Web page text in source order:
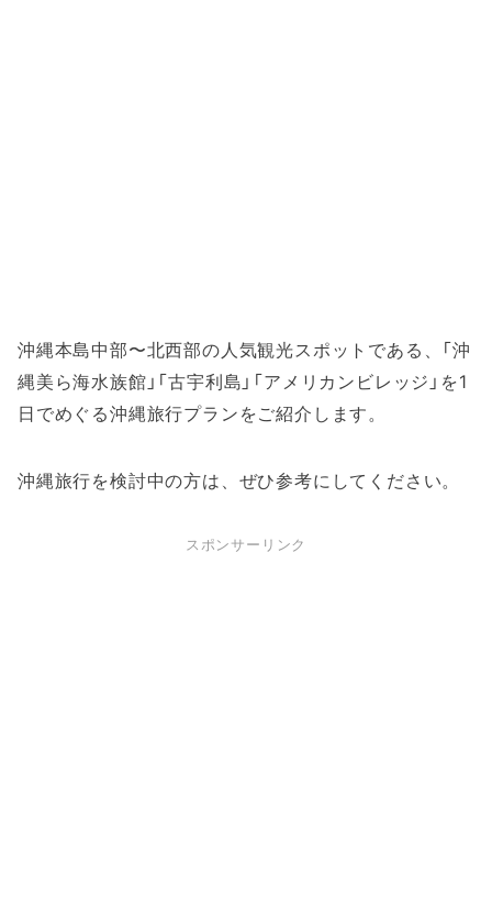
沖縄本島中部〜北西部の人気観光スポットである、「沖
縄美ら海水族館」「古宇利島」「アメリカンビレッジ」を1
日でめぐる沖縄旅行プランをご紹介します。
沖縄旅行を検討中の方は、ぜひ参考にしてください。
スポンサーリンク